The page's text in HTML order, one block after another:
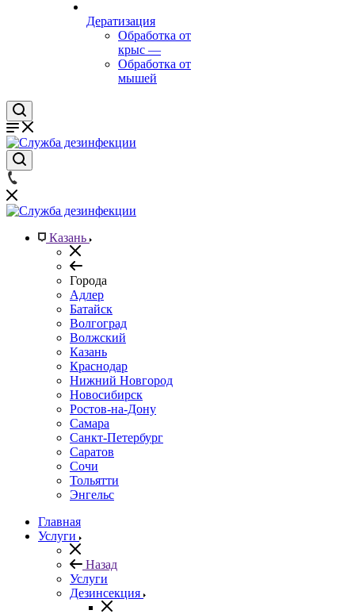
Дератизация
Обработка от
крыс —
Обработка от
мышей
Казань
Города
Адлер
Батайск
Волгоград
Волжский
Казань
Краснодар
Нижний Новгород
Новосибирск
Ростов-на-Дону
Самара
Санкт-Петербург
Саратов
Сочи
Тольятти
Энгельс
Главная
Услуги
Назад
Услуги
Дезинсекция